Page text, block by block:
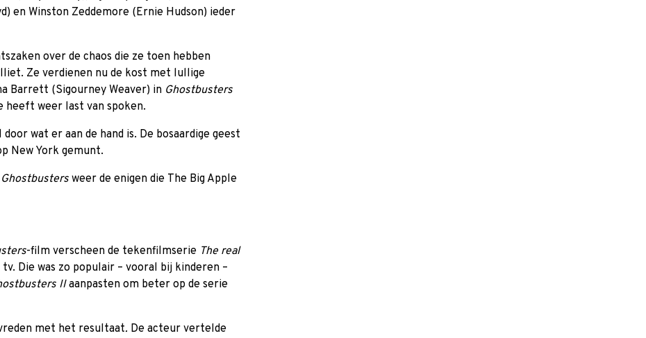
en Winston Zeddemore (Ernie Hudson) ieder
over de chaos die ze toen hebben
Ze verdienen nu de kost met lullige
Barrett (Sigourney Weaver) in Ghostbusters
weer last van spoken.
wat er aan de hand is. De bosaardige geest
New York gemunt.
Ghostbusters weer de enigen die The Big Apple
-film verscheen de tekenfilmserie The real
Die was zo populair – vooral bij kinderen –
IIaanpasten om beter op de serie
met het resultaat. De acteur vertelde